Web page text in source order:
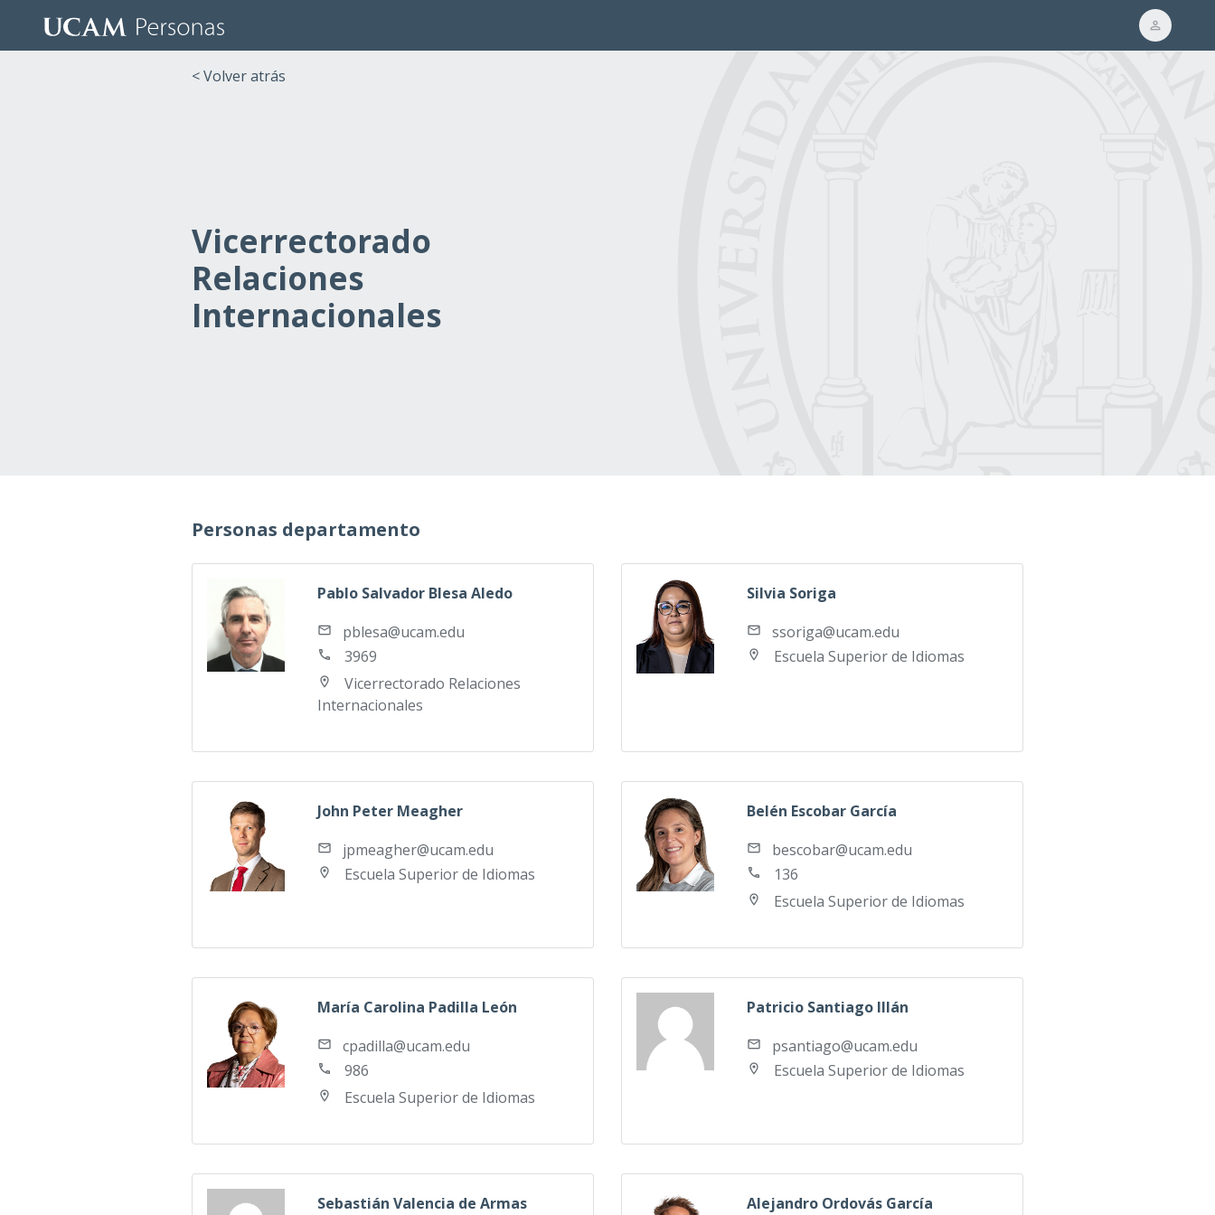
< Volver atrás
Vicerrectorado
Relaciones
Internacionales
Personas departamento
Pablo Salvador Blesa Aledo
pblesa@ucam.edu
3969
Vicerrectorado Relaciones
Internacionales
Silvia Soriga
ssoriga@ucam.edu
Escuela Superior de Idiomas
John Peter Meagher
jpmeagher@ucam.edu
Escuela Superior de Idiomas
Belén Escobar García
bescobar@ucam.edu
136
Escuela Superior de Idiomas
María Carolina Padilla León
cpadilla@ucam.edu
986
Escuela Superior de Idiomas
Patricio Santiago Illán
psantiago@ucam.edu
Escuela Superior de Idiomas
Sebastián Valencia de Armas Alejandro Ordovás García